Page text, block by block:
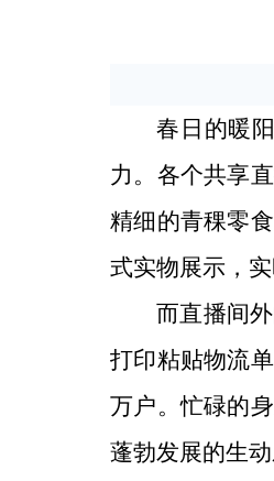
春日的暖
力。各个共享
精细的青稞零
式实物展示，
而直播间
打印粘贴物流
万户。忙碌的
蓬勃发展的生动